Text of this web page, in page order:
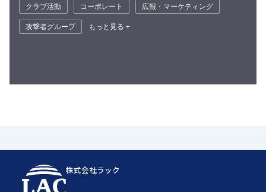
クラブ活動
コーポレート
広報・マーケティング
攻撃者グループ
もっと見る +
株式会社ラック